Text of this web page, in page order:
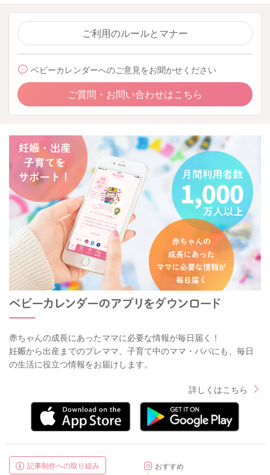
ご利用のルールとマナー
ベビーカレンダーへのご意見をお聞かせください
ご質問・お問い合わせはこちら
赤ちゃんの成長にあったママに必要な情報が毎日届く！
妊娠から出産までのプレママ、子育て中のママ・パパにも、毎日
の生活に役立つ情報をお届けします。
詳しくはこちら
記事制作への取り組み
おすすめ